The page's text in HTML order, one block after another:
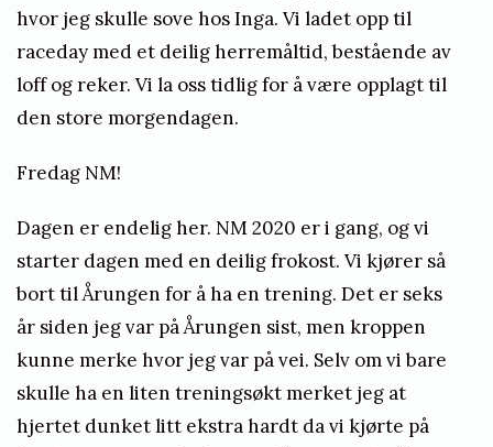
hvor jeg skulle sove hos Inga. Vi ladet opp til
raceday med et deilig herremåltid, bestående av
loff og reker. Vi la oss tidlig for å være opplagt til
den store morgendagen.
Fredag NM!
Dagen er endelig her. NM 2020 er i gang, og vi
starter dagen med en deilig frokost. Vi kjører så
bort til Årungen for å ha en trening. Det er seks
år siden jeg var på Årungen sist, men kroppen
kunne merke hvor jeg var på vei. Selv om vi bare
skulle ha en liten treningsøkt merket jeg at
hjertet dunket litt ekstra hardt da vi kjørte på